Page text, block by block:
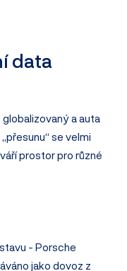
data
a auta
se velmi
prostor pro různé
- Porsche
jako dovoz z